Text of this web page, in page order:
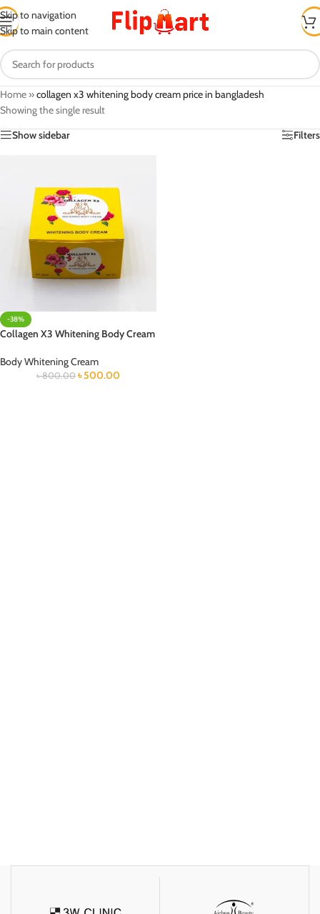
Skip to navigation
Skip to main content
Home »collagen x3 whitening body cream price in bangladesh
Showing the single result
Show sidebar
Filters
-38%
Collagen X3 Whitening Body Cream
Body Whitening Cream
৳800.00 ৳500.00